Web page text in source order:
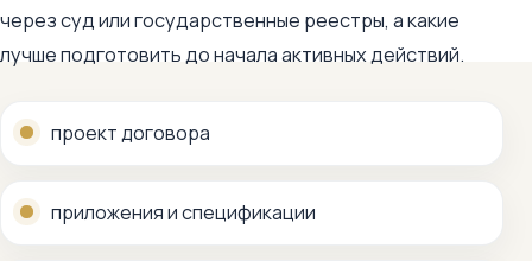
через суд или государственные реестры, а какие
лучше подготовить до начала активных действий.
проект договора
приложения и спецификации